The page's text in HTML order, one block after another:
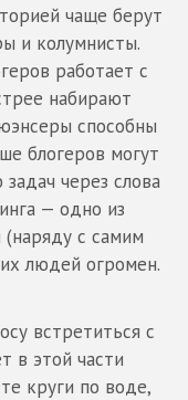
чаще берут
и колумнисты.
работает с
набирают
способны
блогеров могут
через слова
— одно из
с самим
людей огромен.
встретиться с
в этой части
круги по воде,